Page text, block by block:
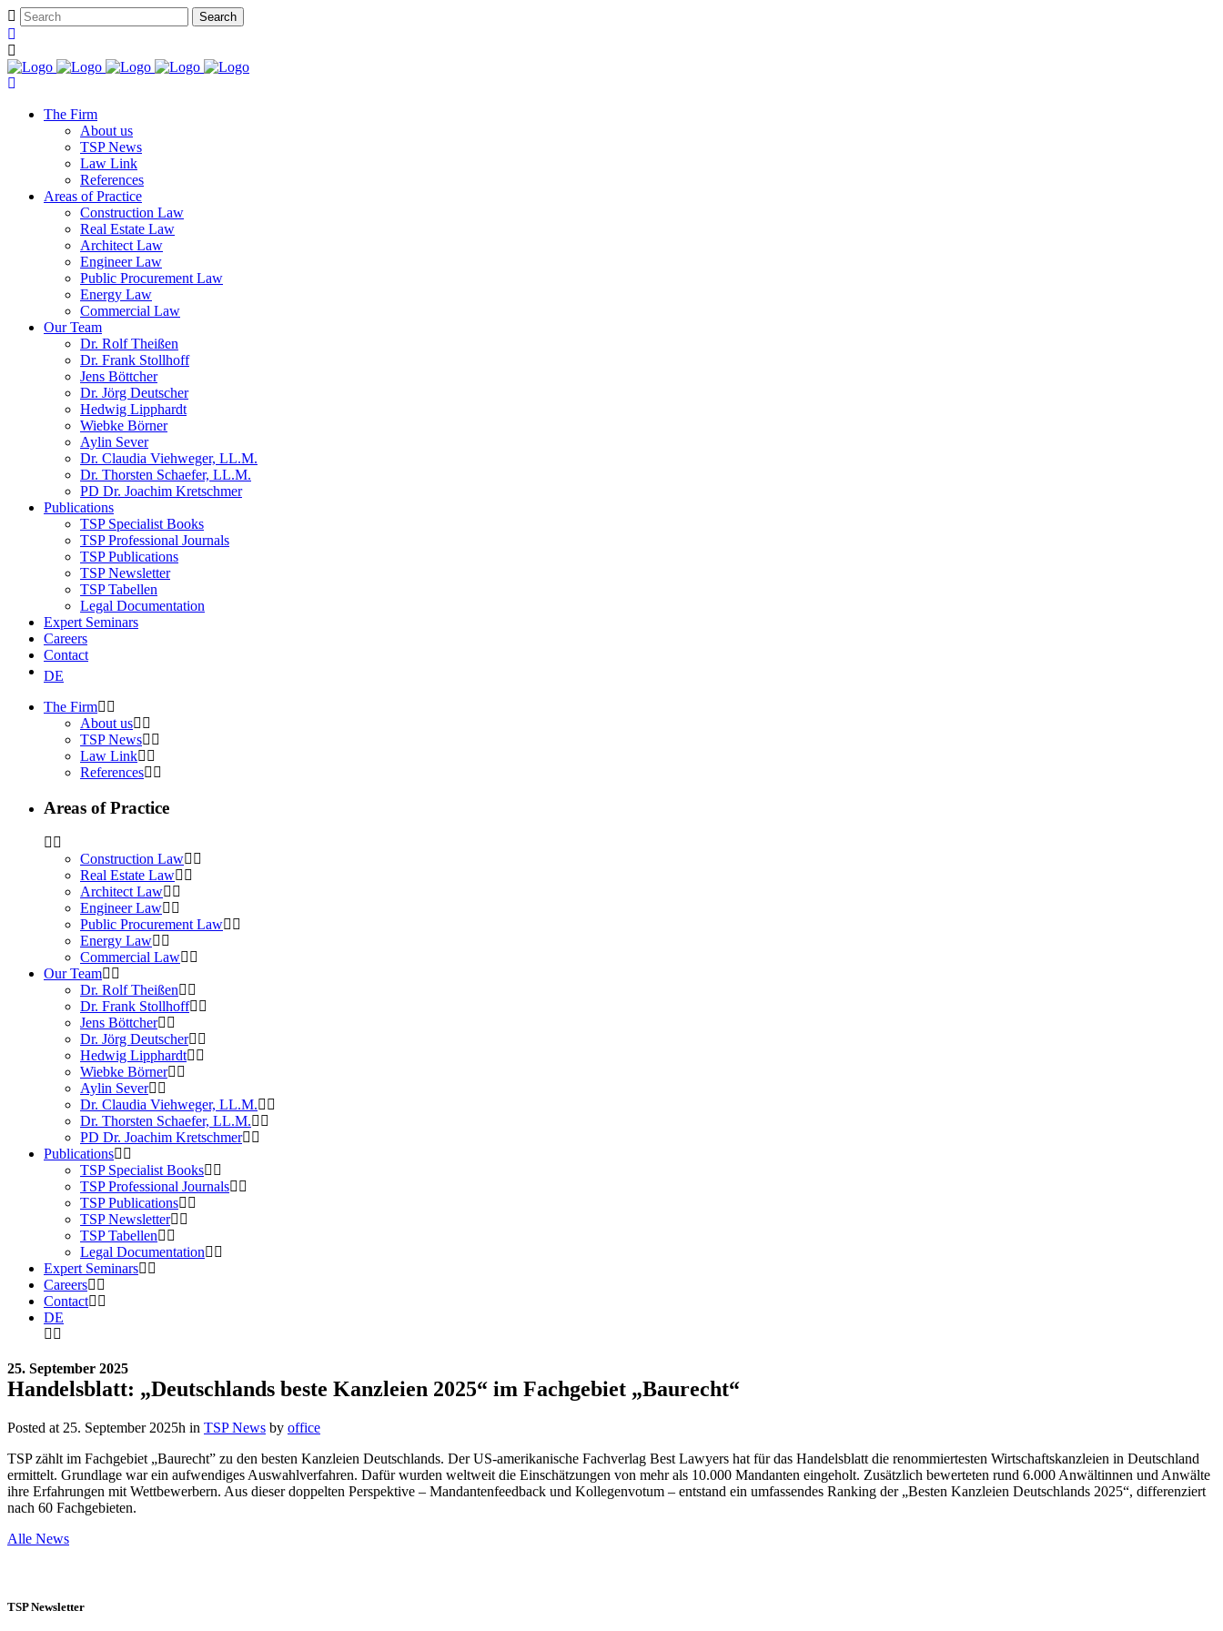
The Firm
About us
TSP News
Law Link
References
Areas of Practice
Construction Law
Real Estate Law
Architect Law
Engineer Law
Public Procurement Law
Energy Law
Commercial Law
Our Team
Dr. Rolf Theißen
Dr. Frank Stollhoff
Jens Böttcher
Dr. Jörg Deutscher
Hedwig Lipphardt
Wiebke Börner
Aylin Sever
Dr. Claudia Viehweger, LL.M.
Dr. Thorsten Schaefer, LL.M.
PD Dr. Joachim Kretschmer
Publications
TSP Specialist Books
TSP Professional Journals
TSP Publications
TSP Newsletter
TSP Tabellen
Legal Documentation
Expert Seminars
Careers
Contact
DE
The Firm
About us
TSP News
Law Link
References
Areas of Practice
Construction Law
Real Estate Law
Architect Law
Engineer Law
Public Procurement Law
Energy Law
Commercial Law
Our Team
Dr. Rolf Theißen
Dr. Frank Stollhoff
Jens Böttcher
Dr. Jörg Deutscher
Hedwig Lipphardt
Wiebke Börner
Aylin Sever
Dr. Claudia Viehweger, LL.M.
Dr. Thorsten Schaefer, LL.M.
PD Dr. Joachim Kretschmer
Publications
TSP Specialist Books
TSP Professional Journals
TSP Publications
TSP Newsletter
TSP Tabellen
Legal Documentation
Expert Seminars
Careers
Contact
DE
25. September 2025
Handelsblatt: „Deutschlands beste Kanzleien 2025“ im Fachgebiet „Baurecht“
Posted at 25. September 2025h in TSP News by office
TSP zählt im Fachgebiet „Baurecht” zu den besten Kanzleien Deutschlands. Der US-amerikanische Fachverlag Best Lawyers hat für das Handelsblatt die renommiertesten Wirtschaftskanzleien in Deutschland
ermittelt. Grundlage war ein aufwendiges Auswahlverfahren. Dafür wurden weltweit die Einschätzungen von mehr als 10.000 Mandanten eingeholt. Zusätzlich bewerteten rund 6.000 Anwältinnen und Anwälte
ihre Erfahrungen mit Wettbewerbern. Aus dieser doppelten Perspektive – Mandantenfeedback und Kollegenvotum – entstand ein umfassendes Ranking der „Besten Kanzleien Deutschlands 2025“, differenziert
nach 60 Fachgebieten.
Alle News
TSP Newsletter